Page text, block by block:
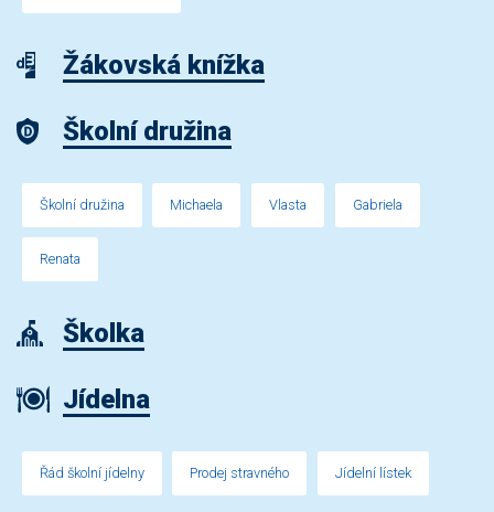
Žákovská knížka
Školní družina
Školní družina Michaela Vlasta Gabriela
Renata
Školka
Jídelna
Řád školní jídelny Prodej stravného Jídelní lístek